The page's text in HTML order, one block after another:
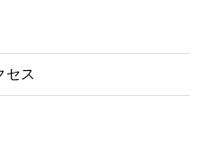
セス